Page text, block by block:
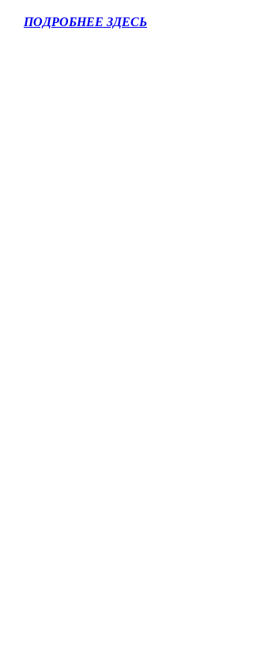
ПОДРОБНЕЕ ЗДЕСЬ